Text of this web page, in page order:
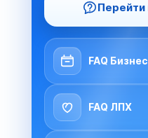
Перейти
FAQ Бизнес
FAQ ЛПХ